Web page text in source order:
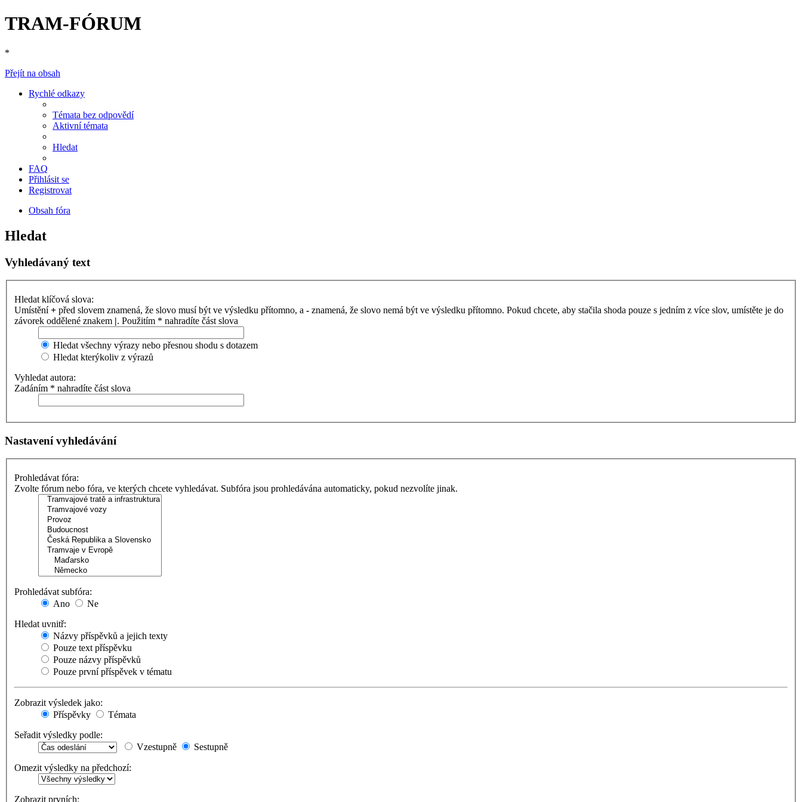
TRAM-FÓRUM
*
Přejít na obsah
Rychlé odkazy
Témata bez odpovědí
Aktivní témata
Hledat
FAQ
Přihlásit se
Registrovat
Obsah fóra
Hledat
Vyhledávaný text
Hledat klíčová slova:
Umístění+ před slovem znamená, že slovo musí být ve výsledku přítomno, a - znamená, že slovo nemá být ve výsledku přítomno. Pokud chcete, aby stačila shoda pouze s jedním z více slov, umístěte je do
závorek oddělené znakem |. Použitím * nahradíte část slova
Hledat všechny výrazy nebo přesnou shodu s dotazem
Hledat kterýkoliv z výrazů
Vyhledat autora:
Zadáním * nahradíte část slova
Nastavení vyhledávání
Prohledávat fóra:
Zvolte fórum nebo fóra, ve kterých chcete vyhledávat. Subfóra jsou prohledávána automaticky, pokud nezvolíte jinak.
Prohledávat subfóra:
Ano
Ne
Hledat uvnitř:
Názvy příspěvků a jejich texty
Pouze text příspěvku
Pouze názvy příspěvků
Pouze první příspěvek v tématu
Zobrazit výsledek jako:
Příspěvky
Témata
Seřadit výsledky podle:
Vzestupně
Sestupně
Omezit výsledky na předchozí:
Zobrazit prvních: